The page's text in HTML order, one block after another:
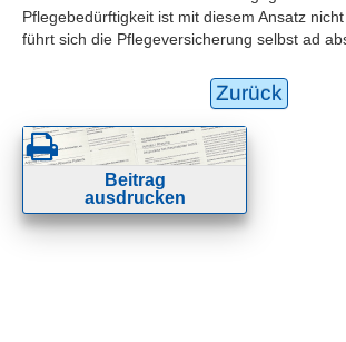
Pflegebedürftigkeit ist mit diesem Ansatz
führt sich die Pflegeversicherung selbst ad
Zurück
Beitrag
ausdrucken